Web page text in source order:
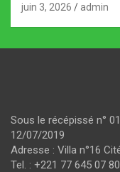
juin 3, 2026 admin
Sous le récépissé n°
12/07/2019
Adresse : Villa n°16
Tel. : +221 77 645 07